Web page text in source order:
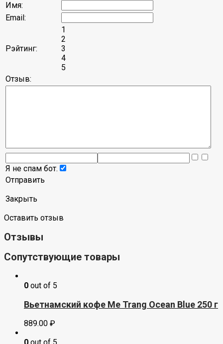
Имя:
Email:
Рэйтинг:
1
2
3
4
5
Отзыв:
Я не спам бот.
Отправить
Закрыть
Оставить отзыв
Отзывы
Сопутствующие товары
0 out of 5
Вьетнамский кофе Me Trang Ocean Blue 250 г
889.00 ₽